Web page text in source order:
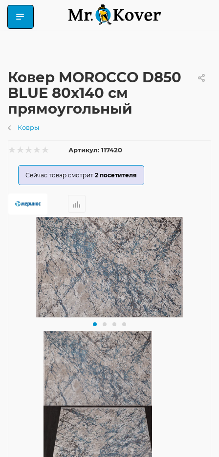
Ковер MOROCCO D850
BLUE 80x140 см
прямоугольный
Ковры
Артикул: 117420
Сейчас товар смотрит 2 посетителя